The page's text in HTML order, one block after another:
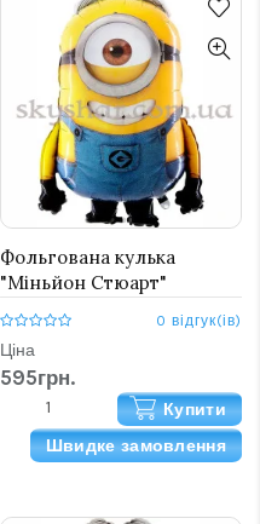
Фольгована кулька
"Міньйон Стюарт"
0 відгук(ів)
Ціна
595грн.
Купити
Швидке замовлення